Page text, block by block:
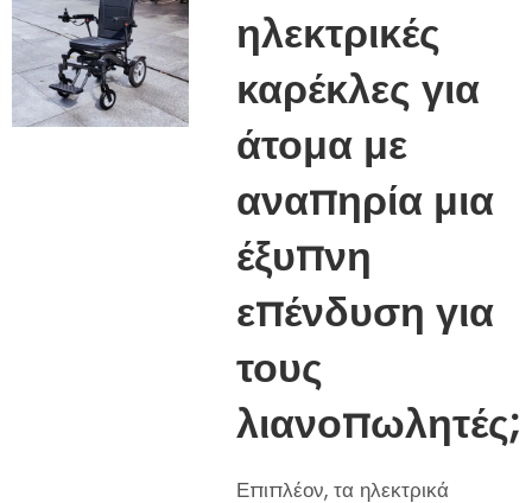
ηλεκτρικές
καρέκλες για
άτομα με
αναπηρία μια
έξυπνη
επένδυση για
τους
λιανοπωλητές;
Επιπλέον, τα ηλεκτρικά